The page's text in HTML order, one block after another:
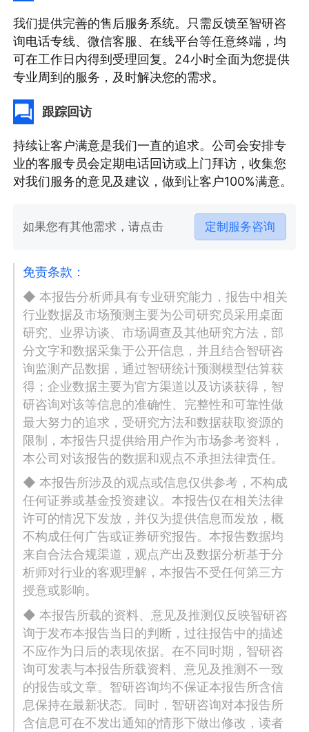
我们提供完善的售后服务系统。只需反馈至智研咨
询电话专线、微信客服、在线平台等任意终端，均
可在工作日内得到受理回复。24小时全面为您提供
专业周到的服务，及时解决您的需求。
跟踪回访
持续让客户满意是我们一直的追求。公司会安排专
业的客服专员会定期电话回访或上门拜访，收集您
对我们服务的意见及建议，做到让客户100%满意。
如果您有其他需求，请点击 定制服务咨询
免责条款：
◆ 本报告分析师具有专业研究能力，报告中相关
行业数据及市场预测主要为公司研究员采用桌面
研究、业界访谈、市场调查及其他研究方法，部
分文字和数据采集于公开信息，并且结合智研咨
询监测产品数据，通过智研统计预测模型估算获
得；企业数据主要为官方渠道以及访谈获得，智
研咨询对该等信息的准确性、完整性和可靠性做
最大努力的追求，受研究方法和数据获取资源的
限制，本报告只提供给用户作为市场参考资料，
本公司对该报告的数据和观点不承担法律责任。
◆ 本报告所涉及的观点或信息仅供参考，不构成
任何证券或基金投资建议。本报告仅在相关法律
许可的情况下发放，并仅为提供信息而发放，概
不构成任何广告或证券研究报告。本报告数据均
来自合法合规渠道，观点产出及数据分析基于分
析师对行业的客观理解，本报告不受任何第三方
授意或影响。
◆ 本报告所载的资料、意见及推测仅反映智研咨
询于发布本报告当日的判断，过往报告中的描述
不应作为日后的表现依据。在不同时期，智研咨
询可发表与本报告所载资料、意见及推测不一致
的报告或文章。智研咨询均不保证本报告所含信
息保持在最新状态。同时，智研咨询对本报告所
含信息可在不发出通知的情形下做出修改，读者